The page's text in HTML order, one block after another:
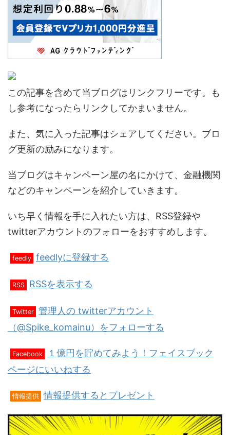
この記事を含めて当ブログはリンクフリーです。も
し参考になったらリンクしてかまいません。
また、気に入った記事はシェアしてください。ブロ
グ更新の励みになります。
当ブログはキャンペーン屋の名にかけて、金融機関
などのキャンペーンを紹介していきます。
いち早く情報を手に入れたい方は、RSS登録や
twitterアカウントのフォローをおすすめします。
feedly feedlyに登録する
RSS RSSを表示する
Twitter 管理人の twitterアカウント
（@Spike_komainu）をフォローする
Facebook
１億円を貯めてみよう！フェイスブック
ページにいいねする
情報提供 情報提供するとプレゼント